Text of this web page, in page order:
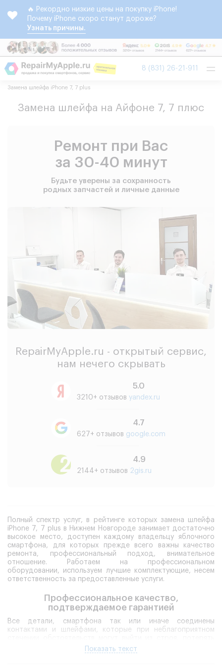
🔥 Рекордно низкие цены на покупку iPhone!
Почему iPhone скоро станут дороже?
Узнать причины.
8 (831) 26-21-911
Замена шлейфа iPhone 7, 7 plus
Замена шлейфа на Айфоне 7, 7 плюс
Ремонт при Вас
за 30-40 минут
Будьте уверены за сохранность
родных запчастей и личные данные
RepairMyApple.ru - открытый сервис,
нам нечего скрывать
5.0
3210+ отзывов yandex.ru
4.7
627+ отзывов google.com
4.9
2144+ отзывов 2gis.ru
Полный спектр услуг, в рейтинге которых замена шлейфа
iPhone 7, 7 plus в Нижнем Новгороде занимает достаточно
высокое место, доступен каждому владельцу яблочного
смартфона, для которых прежде всего важны качество
ремонта, профессиональный подход, внимательное
отношение. Работаем на профессиональном
оборудовании, используем лучшие комплектующие, несем
ответственность за предоставленные услуги.
Профессиональное качество,
подтверждаемое гарантией
Все детали, смартфона так или иначе соединены
контактами и шлейфами, которые при неблагоприятном
работоспособность. В таком случае замена верхнего
шлейфа iPhone 7 или других элементов становится
Показать текст